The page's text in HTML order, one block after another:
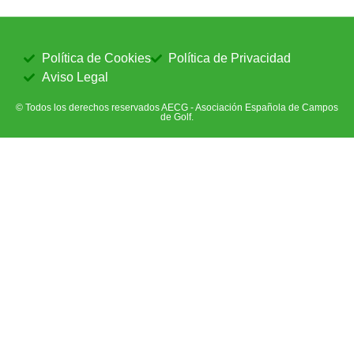
© Todos los derechos reservados AECG - Asociación Española de Campos
de Golf.
Política de Cookies
Política de Privacidad
Aviso Legal